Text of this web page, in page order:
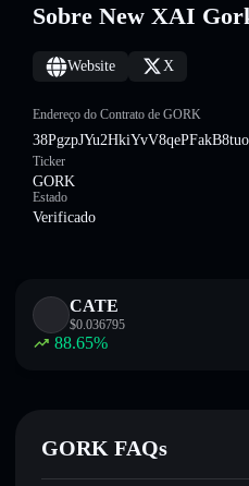
Sobre New XAI
Website X
Endereço do Contrato de GORK
Ticker
GORK
Estado
Verificado
CATE
$0.036795
88.65%
GORK FAQs